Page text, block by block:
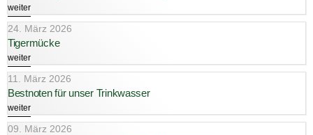
weiter
24. März 2026
Tigermücke
weiter
11. März 2026
Bestnoten für unser Trinkwasser
weiter
09. März 2026